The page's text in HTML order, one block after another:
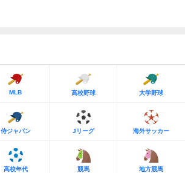
MLB 高校野球 大学野球
侍ジャパン Jリーグ 海外サッカー
高校年代 競馬 地方競馬